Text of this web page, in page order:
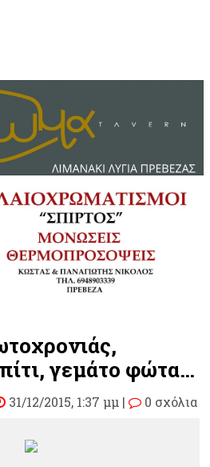
γεμάτο φώτα…
31/12/2015, 1:37 μμ | 0 σχόλια